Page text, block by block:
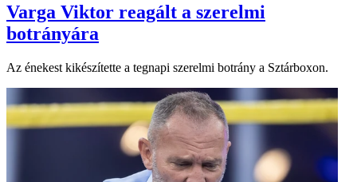
Varga Viktor reagált a szerelmi
botrányára
Az énekest kikészítette a tegnapi szerelmi botrány a Sztárboxon.